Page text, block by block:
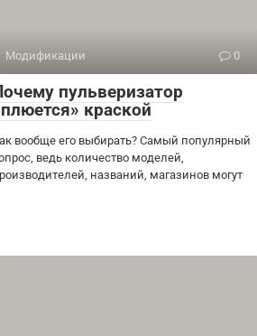
Модификации 0
пульверизатор
краской
вообще его выбирать? Самый популярный
ведь количество моделей,
названий, магазинов могут